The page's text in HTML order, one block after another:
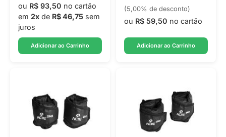
ou R$ 93,50 no cartão
em 2x de R$ 46,75 sem
juros
Adicionar ao Carrinho
(5,00% de desconto)
ou R$ 59,50 no cartão
Adicionar ao Carrinho